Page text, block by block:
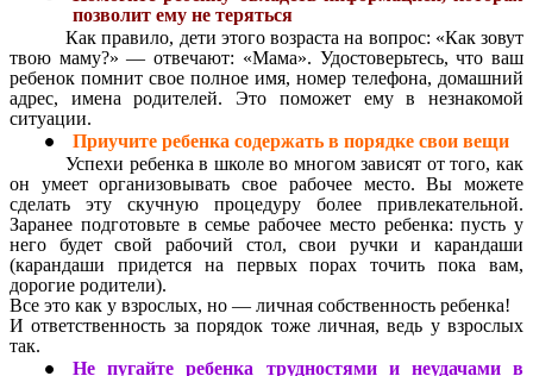
позволит ему не теряться
Как правило, дети этого возраста на вопрос: «Как зовут
твою маму?» — отвечают: «Мама». Удостоверьтесь, что ваш
ребенок помнит свое полное имя, номер телефона, домашний
адрес, имена родителей. Это поможет ему в незнакомой
ситуации.
Приучите ребенка содержать в порядке свои вещи
Успехи ребенка в школе во многом зависят от того, как
он умеет организовывать свое рабочее место. Вы можете
сделать эту скучную процедуру более привлекательной.
Заранее подготовьте в семье рабочее место ребенка: пусть у
него будет свой рабочий стол, свои ручки и карандаши
(карандаши придется на первых порах точить пока вам,
дорогие родители).
Все это как у взрослых, но — личная собственность ребенка!
И ответственность за порядок тоже личная, ведь у взрослых
так.
Не пугайте ребенка трудностями и неудачами в